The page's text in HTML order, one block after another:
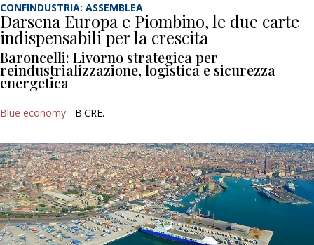
CONFINDUSTRIA: ASSEMBLEA
Darsena Europa e Piombino, le due carte
indispensabili per la crescita
Baroncelli: Livorno strategica per
reindustrializzazione, logistica e sicurezza
energetica
Blue economy - B.CRE.